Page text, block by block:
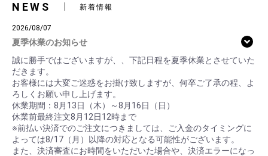
NEWS 新着情報
2026/08/07
夏季休業のお知らせ
誠に勝手ではございますが、、下記日程を夏季休業とさせていた
だきます。
お客様には大変ご迷惑をお掛け致しますが、何卒ご了承の程、よ
ろしくお願い申し上げます。
休業期間：8月13日（木）～8月16日（日）
休業前最終注文8月12日12時まで
※前払い決済でのご注文につきましては、ご入金のタイミングに
よっては8/17（月）以降の対応となる可能性がございます。
また、決済審査にお時間をいただいた場合や、決済エラーになっ